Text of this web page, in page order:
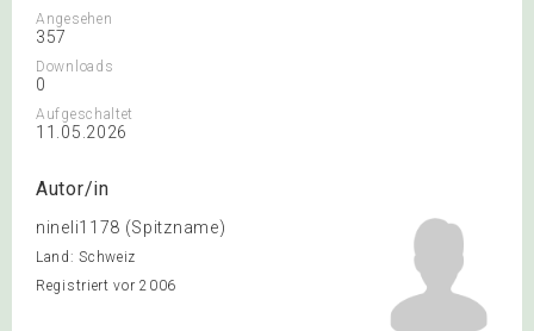
Angesehen
357
Downloads
0
Aufgeschaltet
11.05.2026
Autor/in
nineli1178 (Spitzname)
Land: Schweiz
Registriert vor 2006